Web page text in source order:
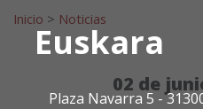
Euskara
Plaza Navarra 5 -
Search for:
Inicio > Noticias
02 de